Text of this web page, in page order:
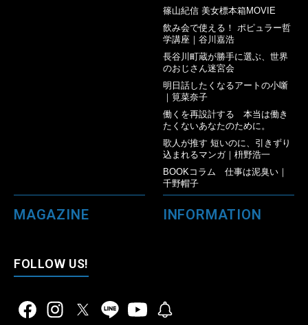
篠山紀信 美女標本箱MOVIE
飲み会で使える！ ポピュラー哲
学講座｜谷川嘉浩
長谷川町蔵が勝手に選ぶ、世界
のおじさん迷宮会
明日話したくなるアートの小噺
｜筧菜奈子
働くを再設計する 本当は働き
たくないあなたのために。
歌人が推す 短いのに、引きずり
込まれるマンガ｜枡野浩一
BOOKコラム 仕事は泥臭い｜
千野帽子
MAGAZINE INFORMATION
FOLLOW US!